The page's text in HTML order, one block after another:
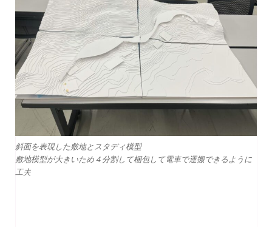
斜面を表現した敷地とスタディ模型
敷地模型が大きいため４分割して梱包して電車で運搬できるように
工夫